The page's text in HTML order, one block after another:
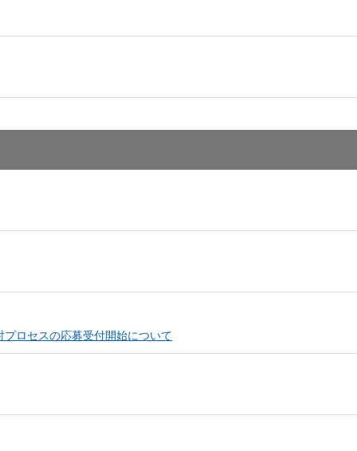
ロセスの応募受付開始について